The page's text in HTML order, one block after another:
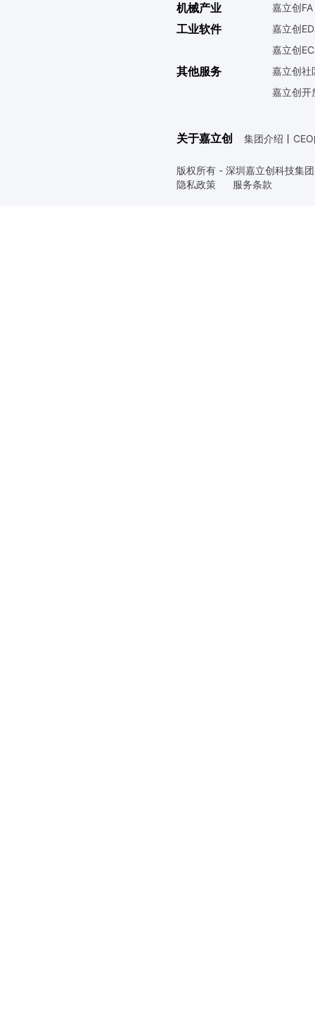
机械产业 嘉立创FA
工业软件
嘉立创
嘉立创
其他服务
嘉立创社
嘉立创开
关于嘉立创 集团介绍 丨
版权所有 - 深圳嘉立创科技集
隐私政策
服务条款